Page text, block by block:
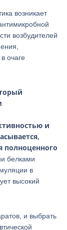
возникает
возбудителей
очаге
и
полноценного
белками
в
высокий
и выбрать